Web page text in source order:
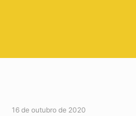
16 de outubro de 2020